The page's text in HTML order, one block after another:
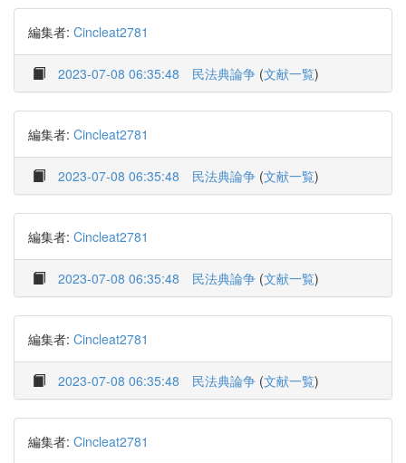
編集者: Cincleat2781
2023-07-08 06:35:48 民法典論争 (文献一覧)
編集者: Cincleat2781
2023-07-08 06:35:48 民法典論争 (文献一覧)
編集者: Cincleat2781
2023-07-08 06:35:48 民法典論争 (文献一覧)
編集者: Cincleat2781
2023-07-08 06:35:48 民法典論争 (文献一覧)
編集者: Cincleat2781